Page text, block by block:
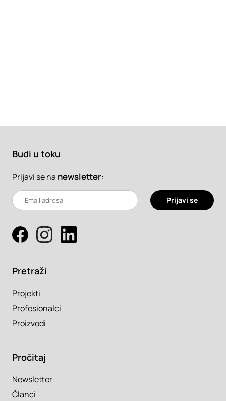
Budi u toku
Prijavi se na newsletter:
Prijavi se
Pretraži
Projekti
Profesionalci
Proizvodi
Pročitaj
Newsletter
Članci